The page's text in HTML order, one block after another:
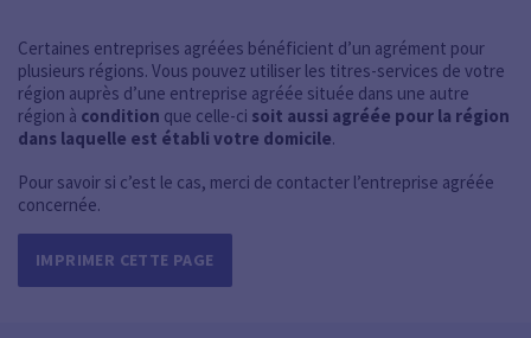
Certaines entreprises agréées bénéficient d’un agrément pour
plusieurs régions. Vous pouvez utiliser les titres-services de votre
région auprès d’une entreprise agréée située dans une autre
région à condition que celle-ci soit aussi agréée pour la région
dans laquelle est établi votre domicile.
Pour savoir si c’est le cas, merci de contacter l’entreprise agréée
concernée.
IMPRIMER CETTE PAGE